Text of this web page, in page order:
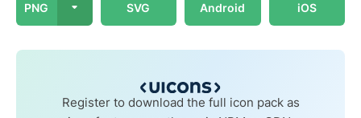
PNG SVG Android iOS
Register to download the full icon pack as